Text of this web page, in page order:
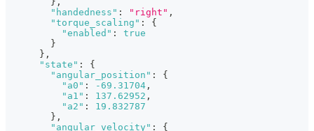
"handedness" : "right" ,
"torque_scaling" :
{
"enabled" :
true
}
} ,
"state" :
{
"angular_position" :
{
"a0" : -69.31704 ,
"a1" : 137.62952 ,
"a2" :
19.832787
} ,
"angular_velocity" :
{